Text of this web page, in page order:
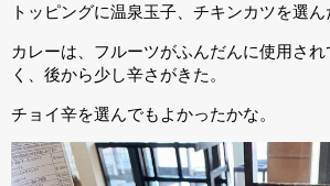
トッピングに温泉玉子、チキンカツを選ん
カレーは、フルーツがふんだんに使用さ
く、後から少し辛さがきた。
チョイ辛を選んでもよかったかな。